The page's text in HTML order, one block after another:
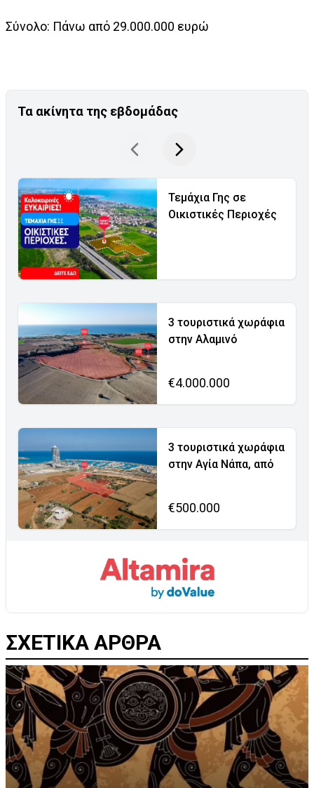
Σύνολο: Πάνω από 29.000.000 ευρώ
Τα ακίνητα της εβδομάδας
Τεμάχια Γης σε
Οικιστικές Περιοχές
3 τουριστικά χωράφια
στην Αλαμινό
€4.000.000
3 τουριστικά χωράφια
στην Αγία Νάπα, από
€500.000
ΣΧΕΤΙΚΑ ΑΡΘΡΑ